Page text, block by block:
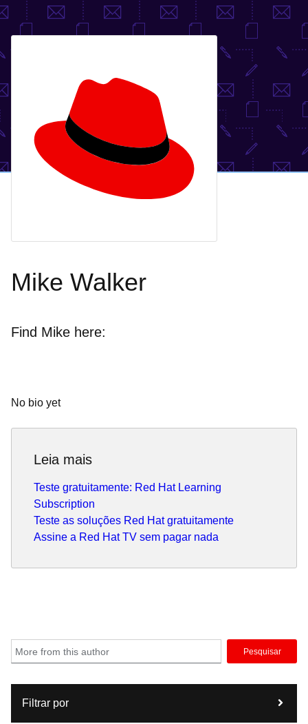
Mike Walker
Find Mike here:
No bio yet
Leia mais
Teste gratuitamente: Red Hat Learning
Subscription
Teste as soluções Red Hat gratuitamente
Assine a Red Hat TV sem pagar nada
Pesquisar
Filtrar por